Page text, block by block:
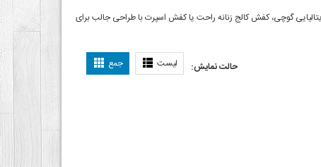
گوچی، کفش کالج زنانه راحت یا کفش اسپرت با طراحی جالب برای
حالت نمایش: لیست جمع